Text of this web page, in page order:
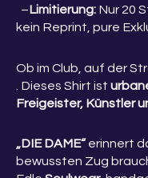
–Limitierung: Nur 20
kein Reprint, pure
Ob im Club, auf der
. Dieses Shirt ist
Freigeister, Künstler
„DIE DAME“ erinnert
bewussten Zug